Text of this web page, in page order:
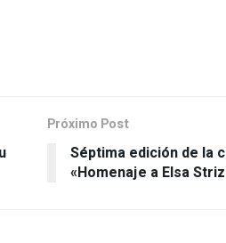
Próximo Post
Séptima edición de la
«Homenaje a Elsa